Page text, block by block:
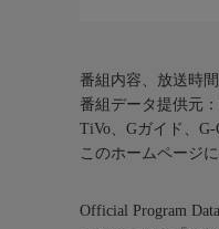
番組内容、放送時
番組データ提供元
TiVo、Gガイド、
このホームページ
Official Program